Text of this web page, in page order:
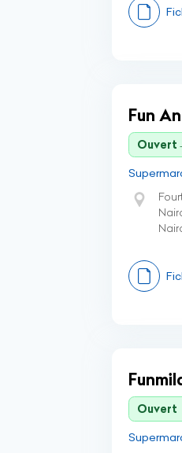
Fun
Ouvert
Ouvert